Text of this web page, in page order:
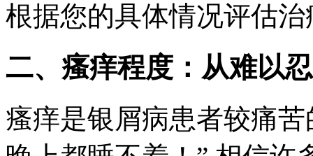
根据您的具体情况评估
二、瘙痒程度：从难以
瘙痒是银屑病患者较痛